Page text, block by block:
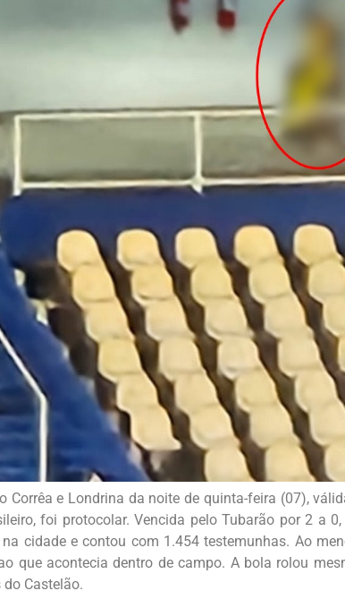
Corrêa e Londrina da noite de quinta-feira (07),
foi protocolar. Vencida pelo Tubarão por 2 a
cidade e contou com 1.454 testemunhas. Ao
que acontecia dentro de campo. A bola rolou
Castelão.